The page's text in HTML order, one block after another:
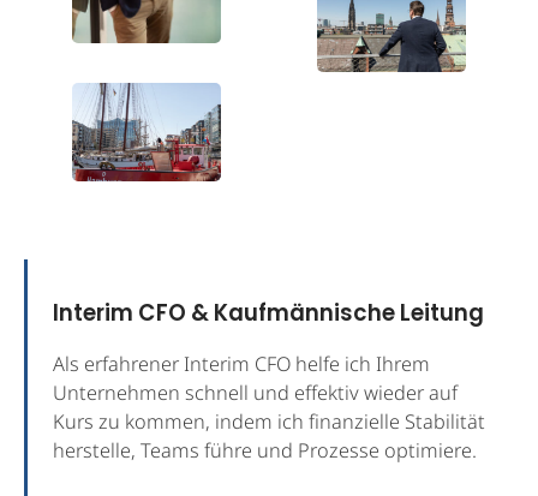
Interim CFO & Kaufmännische Leitung
Als erfahrener Interim CFO helfe ich Ihrem
Unternehmen schnell und effektiv wieder auf
Kurs zu kommen, indem ich finanzielle Stabilität
herstelle, Teams führe und Prozesse optimiere.